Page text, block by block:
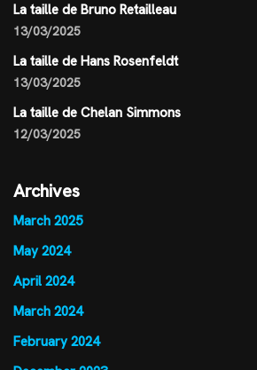
La taille de Bruno Retailleau
13/03/2025
La taille de Hans Rosenfeldt
13/03/2025
La taille de Chelan Simmons
12/03/2025
Archives
March 2025
May 2024
April 2024
March 2024
February 2024